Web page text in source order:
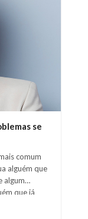
se
comum
alguém que
algum
que já